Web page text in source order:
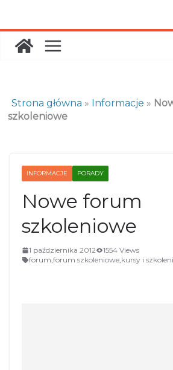
content
Strona główna » Informacje »
szkoleniowe
INFORMACJE PORADY
Nowe forum
szkoleniowe
1 października 2012
1554 Views
forum,forum szkoleniowe,kursy i